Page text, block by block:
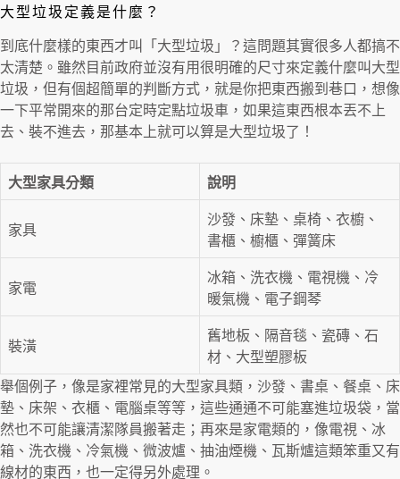
大型垃圾定義是什麼？
到底什麼樣的東西才叫「大型垃圾」？這問題其實很多人都搞不
太清楚。雖然目前政府並沒有用很明確的尺寸來定義什麼叫大型
垃圾，但有個超簡單的判斷方式，就是你把東西搬到巷口，想像
一下平常開來的那台定時定點垃圾車，如果這東西根本丟不上
去、裝不進去，那基本上就可以算是大型垃圾了！
大型家具分類 說明
家具
沙發、床墊、桌椅、衣櫥、
書櫃、櫥櫃、彈簧床
家電
冰箱、洗衣機、電視機、冷
暖氣機、電子鋼琴
裝潢
舊地板、隔音毯、瓷磚、石
材、大型塑膠板
舉個例子，像是家裡常見的大型家具類，沙發、書桌、餐桌、床
墊、床架、衣櫃、電腦桌等等，這些通通不可能塞進垃圾袋，當
然也不可能讓清潔隊員搬著走；再來是家電類的，像電視、冰
箱、洗衣機、冷氣機、微波爐、抽油煙機、瓦斯爐這類笨重又有
線材的東西，也一定得另外處理。